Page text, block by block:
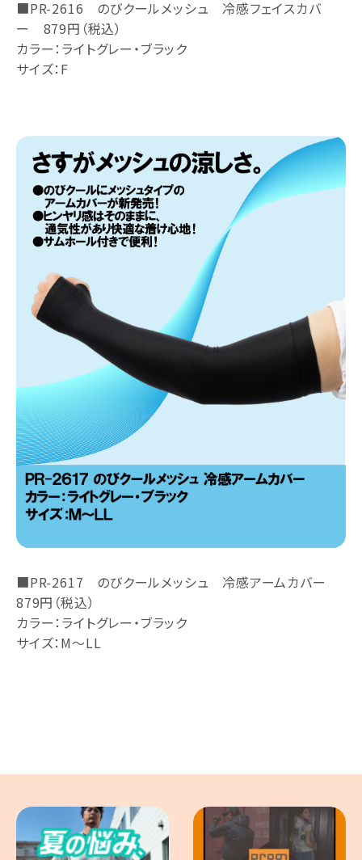
■PR-2616 のびクールメッシュ 冷感フェイスカバ
ー 879円（税込）
カラー：ライトグレー・ブラック
サイズ：F
■PR-2617 のびクールメッシュ 冷感アームカバー
879円（税込）
カラー：ライトグレー・ブラック
サイズ：M～LL